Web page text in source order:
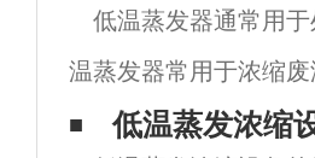
低温蒸发器通常用
温蒸发器常用于浓缩
化切削液、污泥浓缩
低温蒸发浓缩